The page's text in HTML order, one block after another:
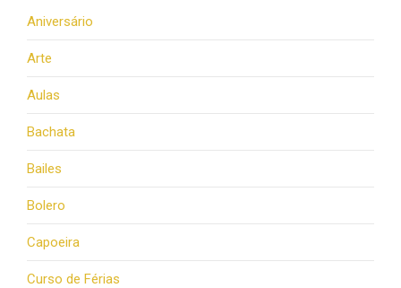
Aniversário
Arte
Aulas
Bachata
Bailes
Bolero
Capoeira
Curso de Férias